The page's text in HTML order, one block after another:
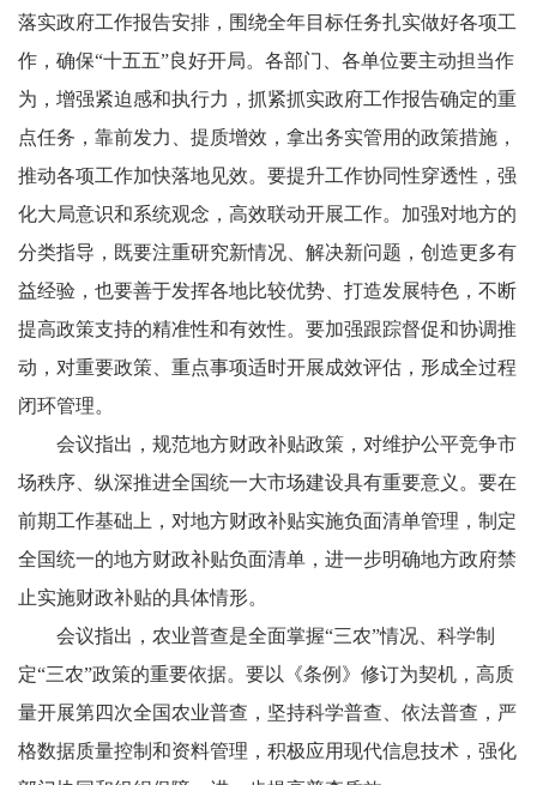
落实政府工作报告安排，围绕全年目标任务扎实做好各项工
作，确保“十五五”良好开局。各部门、各单位要主动担当作
为，增强紧迫感和执行力，抓紧抓实政府工作报告确定的重
点任务，靠前发力、提质增效，拿出务实管用的政策措施，
推动各项工作加快落地见效。要提升工作协同性穿透性，强
化大局意识和系统观念，高效联动开展工作。加强对地方的
分类指导，既要注重研究新情况、解决新问题，创造更多有
益经验，也要善于发挥各地比较优势、打造发展特色，不断
提高政策支持的精准性和有效性。要加强跟踪督促和协调推
动，对重要政策、重点事项适时开展成效评估，形成全过程
闭环管理。
会议指出，规范地方财政补贴政策，对维护公平竞争市
场秩序、纵深推进全国统一大市场建设具有重要意义。要在
前期工作基础上，对地方财政补贴实施负面清单管理，制定
全国统一的地方财政补贴负面清单，进一步明确地方政府禁
止实施财政补贴的具体情形。
会议指出，农业普查是全面掌握“三农”情况、科学制
定“三农”政策的重要依据。要以《条例》修订为契机，高质
量开展第四次全国农业普查，坚持科学普查、依法普查，严
格数据质量控制和资料管理，积极应用现代信息技术，强化